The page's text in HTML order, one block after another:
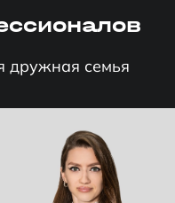
дружная семья